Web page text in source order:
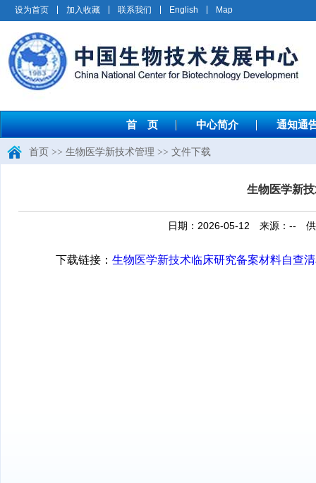
设为首页 加入收藏 联系我们 English Map
首 页 中心简介 通知通
首页 >> 生物医学新技术管理 >> 文件下载
生物医学新
日期：2026-05-12 来源：--
下载链接： 生物医学新技术临床研究备案材料自查